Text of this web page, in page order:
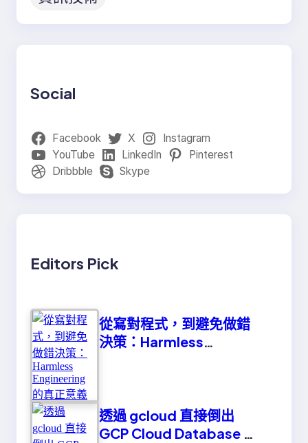
Social
Facebook X
Instagram
YouTube
LinkedIn
Pinterest
Dribbble
Skype
Editors Pick
從寫對程式，到避免做錯
決策：Harmless
透過 gcloud 直接倒出
GCP Cloud Database 資